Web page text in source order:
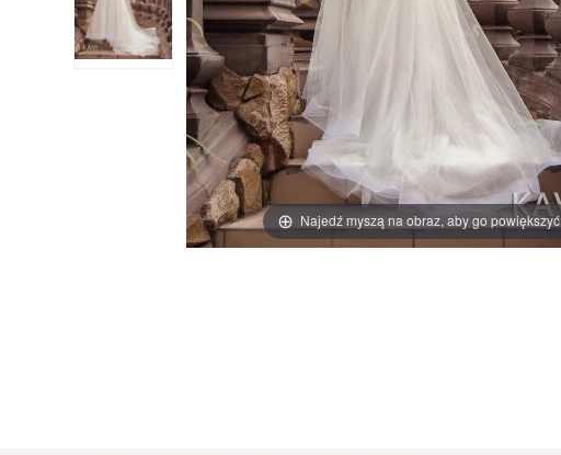
Najedź myszą na obraz, aby go powiększyć